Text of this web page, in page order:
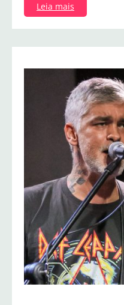
Leia mais
O
s
b
e
l
o
d
u
r
o
q
u
i
n
t
a
n
o
9
2